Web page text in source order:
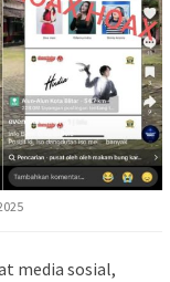
media sosial,